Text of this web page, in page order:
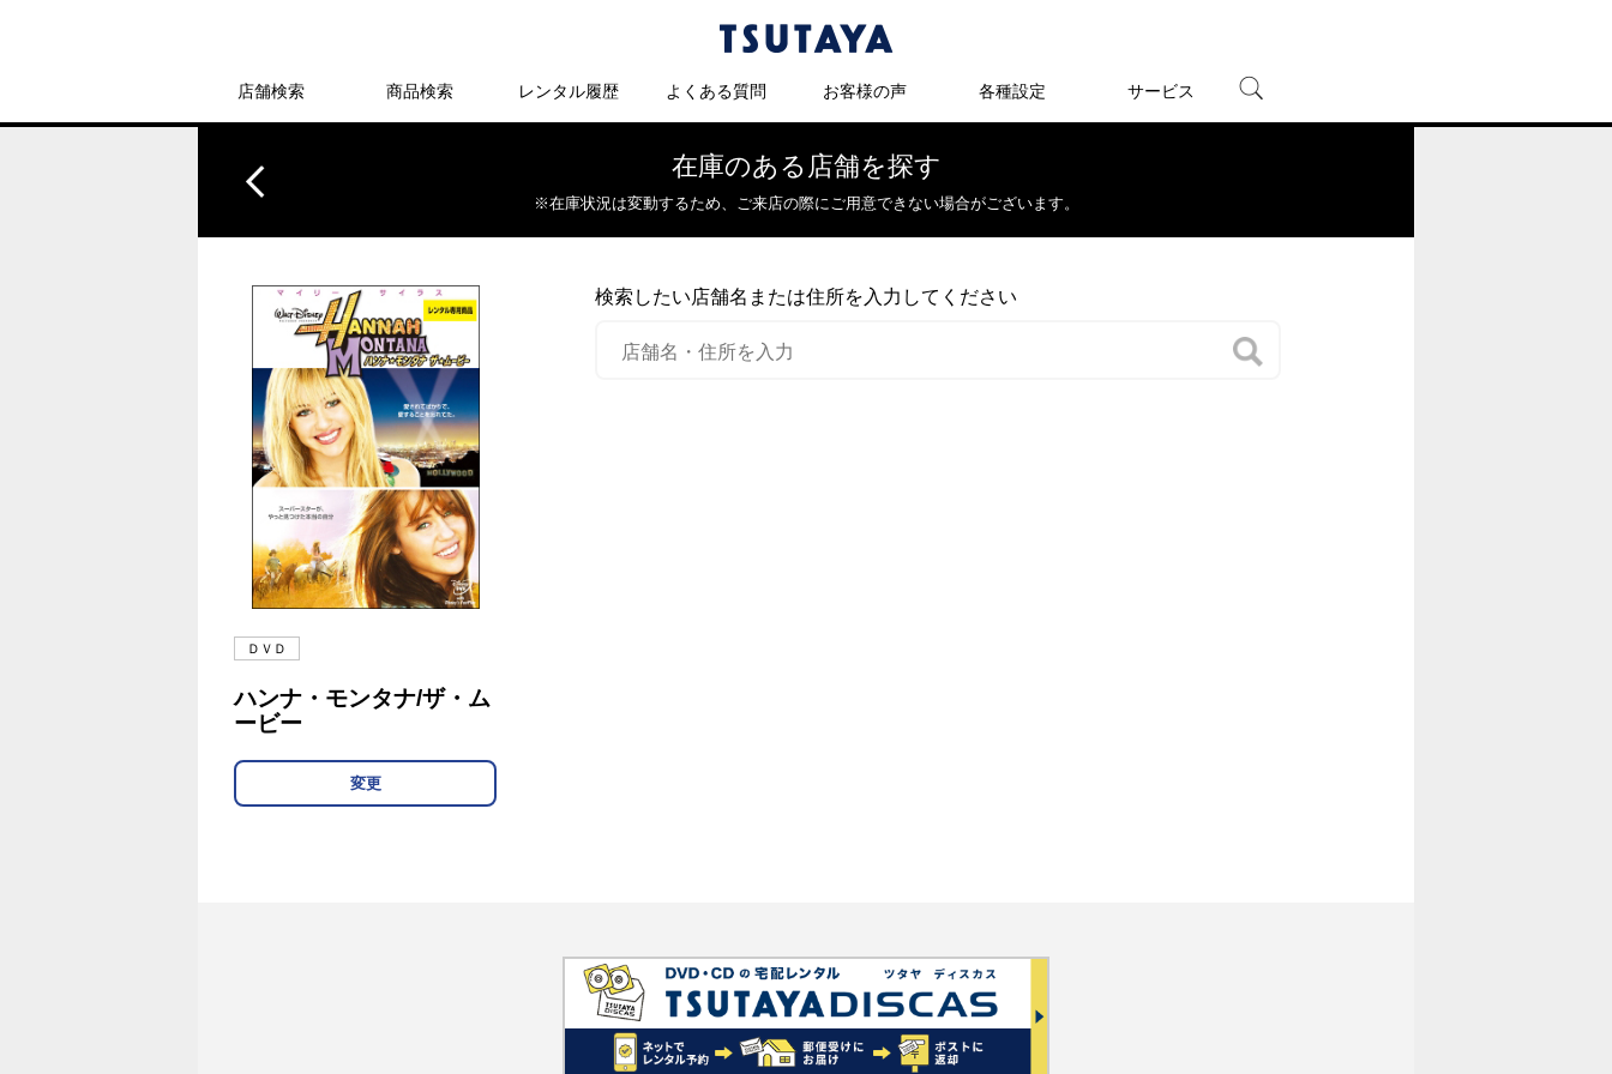
店舗検索 商品検索 レンタル履歴 よくある質問 お客様の声 各種設定 サービス
在庫のある店舗を探す
※在庫状況は変動するため、 ご来店の際にご用意できない場合がございます。
ＤＶＤ
ハンナ・モンタナ/ザ・ム
ービー
変更
検索したい店舗名または住所を入力してください